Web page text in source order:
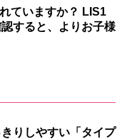
ていますか？ LIS1
すると、よりお子様
りしやすい「タイプ